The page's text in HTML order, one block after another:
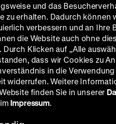
und das
zu erhalten. Dadurch können
verbessern und an Ihre
die Website auch ohne
Durch Klicken auf „Alle
dass wir Cookies zu
in die
widerrufen. Weitere
finden Sie in unserer
Impressum.